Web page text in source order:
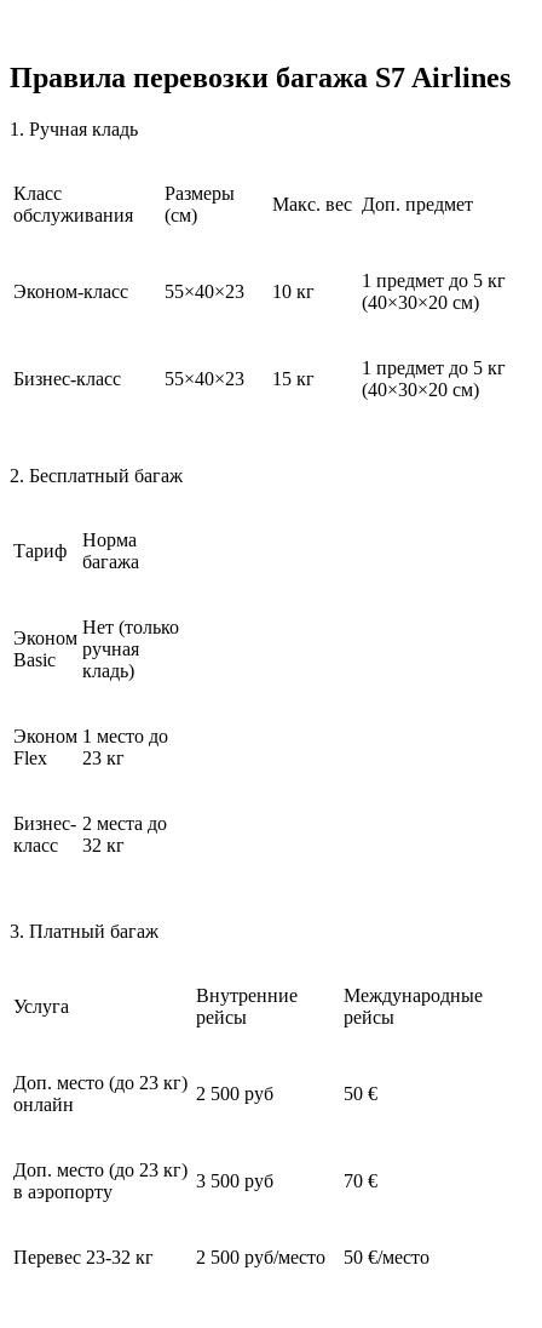
Правила перевозки багажа S7 Airlines
1. Ручная кладь
Класс
обслуживания
Размеры
(см)
Макс. вес Доп. предмет
Эконом-класс 55×40×23 10 кг
1 предмет до 5 кг
(40×30×20 см)
Бизнес-класс 55×40×23 15 кг
1 предмет до 5 кг
(40×30×20 см)
2. Бесплатный багаж
Тариф
Норма
багажа
Эконом
Basic
Нет (только
ручная
кладь)
Эконом
Flex
1 место до
23 кг
Бизнес-
класс
2 места до
32 кг
3. Платный багаж
Услуга
Внутренние
рейсы
Международные
рейсы
Доп. место (до 23 кг)
онлайн
2 500 руб 50 €
Доп. место (до 23 кг)
в аэропорту
3 500 руб 70 €
Перевес 23-32 кг 2 500 руб/место 50 €/место